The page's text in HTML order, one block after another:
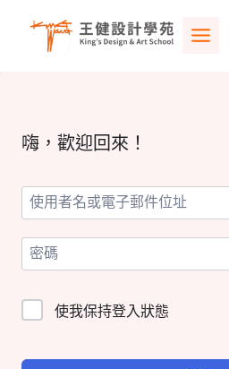
嗨，歡迎回來！
使我保持登入狀態